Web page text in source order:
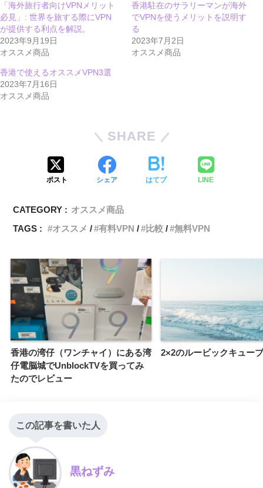
「海外旅行者向けVPNメリット
必見」: 世界を旅する際にVPN
が提供する利点を解説。
2023年9月19日
オススメ商品
香港駐在のサラリーマンが海外
でVPNを使うメリットを説明す
る
2023年7月2日
オススメ商品
香港で使えるオススメVPN3選
2023年7月16日
オススメ商品
SHARE
ポスト シェア はてブ LINE
CATEGORY : オススメ商品
TAGS :
オススメ 有料VPN 比較 無料VPN
香港の湾仔（ワンチャイ）にある湾
仔電脳城でUnblockTVを買ってみ
たのでレビュー
2×2のルービックキューブ
この記事を書いた人
黒ねずみ